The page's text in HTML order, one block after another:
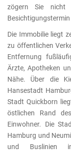
zögern Sie
Besichtigungstermin
Die Immobilie liegt
zu öffentlichen
Entfernung
Ärzte, Apotheken
Nähe. Über die
Hansestadt
Stadt Quickborn
östlichen Rand
Einwohner. Die
Hamburg und
und Buslinien